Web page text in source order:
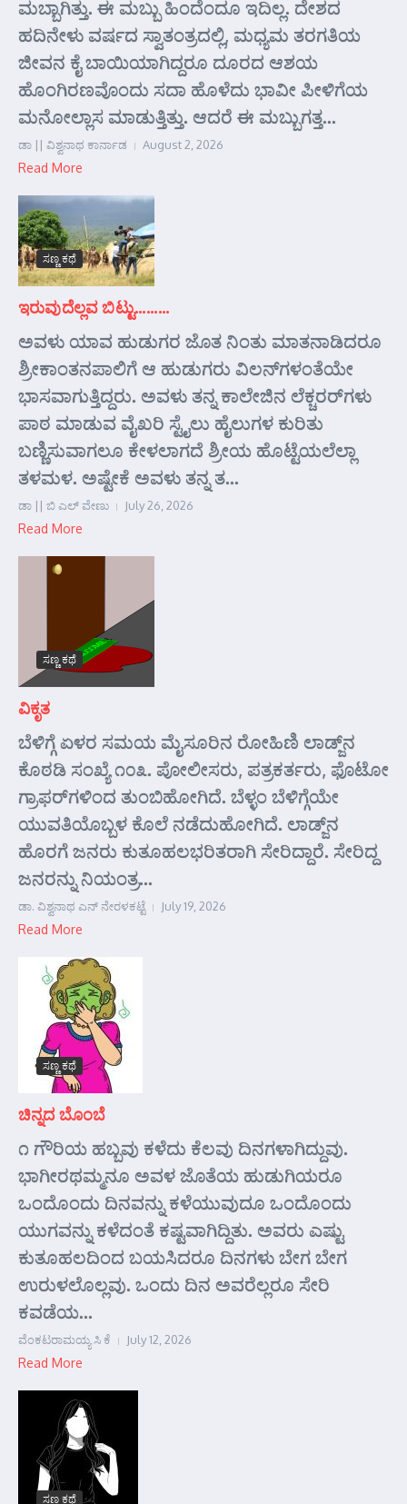
ಮಬ್ಬಾಗಿತ್ತು. ಈ ಮಬ್ಬು ಹಿಂದೆಂದೂ ಇದಿಲ್ಲ. ದೇಶದ
ಹದಿನೇಳು ವರ್ಷದ ಸ್ವಾತಂತ್ರದಲ್ಲಿ, ಮಧ್ಯಮ ತರಗತಿಯ
ಜೀವನ ಕೈ ಬಾಯಿಯಾಗಿದ್ದರೂ ದೂರದ ಆಶಯ
ಹೊಂಗಿರಣವೊಂದು ಸದಾ ಹೊಳೆದು ಭಾವೀ ಪೀಳಿಗೆಯ
ಮನೋಲ್ಲಾಸ ಮಾಡುತ್ತಿತ್ತು. ಆದರೆ ಈ ಮಬ್ಬುಗತ್ತ...
ಡಾ || ವಿಶ್ವನಾಥ ಕಾರ್ನಾಡ August 2, 2026
Read More
ಸಣ್ಣ ಕಥೆ
ಇರುವುದೆಲ್ಲವ ಬಿಟ್ಟು………
ಅವಳು ಯಾವ ಹುಡುಗರ ಜೊತ ನಿಂತು ಮಾತನಾಡಿದರೂ
ಶ್ರೀಕಾಂತನಪಾಲಿಗೆ ಆ ಹುಡುಗರು ವಿಲನ್‌ಗಳಂತೆಯೇ
ಭಾಸವಾಗುತ್ತಿದ್ದರು. ಅವಳು ತನ್ನ ಕಾಲೇಜಿನ ಲೆಕ್ಚರರ್‌ಗಳು
ಪಾಠ ಮಾಡುವ ವೈಖರಿ ಸ್ಟೈಲು ಹೈಲುಗಳ ಕುರಿತು
ಬಣ್ಣಿಸುವಾಗಲೂ ಕೇಳಲಾಗದೆ ಶ್ರೀಯ ಹೊಟ್ಟೆಯಲೆಲ್ಲಾ
ತಳಮಳ. ಅಷ್ಟೇಕೆ ಅವಳು ತನ್ನ ತ...
ಡಾ || ಬಿ ಎಲ್ ವೇಣು July 26, 2026
Read More
ಸಣ್ಣ ಕಥೆ
ವಿಕೃತ
ಬೆಳಿಗ್ಗೆ ಏಳರ ಸಮಯ ಮೈಸೂರಿನ ರೋಹಿಣಿ ಲಾಡ್ಜ್‌ನ
ಕೊಠಡಿ ಸಂಖ್ಯೆ ೧೦೩. ಪೋಲೀಸರು, ಪತ್ರಕರ್ತರು, ಫೊಟೋ
ಗ್ರಾಫರ್‌ಗಳಿಂದ ತುಂಬಿಹೋಗಿದೆ. ಬೆಳ್ಳಂ ಬೆಳಿಗ್ಗೆಯೇ
ಯುವತಿಯೊಬ್ಬಳ ಕೊಲೆ ನಡೆದುಹೋಗಿದೆ. ಲಾಡ್ಜ್‌ನ
ಹೊರಗೆ ಜನರು ಕುತೂಹಲಭರಿತರಾಗಿ ಸೇರಿದ್ದಾರೆ. ಸೇರಿದ್ದ
ಜನರನ್ನು ನಿಯಂತ್ರ...
ಡಾ. ವಿಶ್ವನಾಥ ಎನ್ ನೇರಳಕಟ್ಟೆ July 19, 2026
Read More
ಸಣ್ಣ ಕಥೆ
ಚಿನ್ನದ ಬೊಂಬೆ
೧ ಗೌರಿಯ ಹಬ್ಬವು ಕಳೆದು ಕೆಲವು ದಿನಗಳಾಗಿದ್ದುವು.
ಭಾಗೀರಥಮ್ಮನೂ ಅವಳ ಜೊತೆಯ ಹುಡುಗಿಯರೂ
ಒಂದೊಂದು ದಿನವನ್ನು ಕಳೆಯುವುದೂ ಒಂದೊಂದು
ಯುಗವನ್ನು ಕಳೆದಂತೆ ಕಷ್ಟವಾಗಿದ್ದಿತು. ಅವರು ಎಷ್ಟು
ಕುತೂಹಲದಿಂದ ಬಯಸಿದರೂ ದಿನಗಳು ಬೇಗ ಬೇಗ
ಉರುಳಲೊಲ್ಲವು. ಒಂದು ದಿನ ಅವರೆಲ್ಲರೂ ಸೇರಿ
ಕವಡೆಯ...
ವೆಂಕಟರಾಮಯ್ಯ ಸಿ ಕೆ July 12, 2026
Read More
ಸಣ್ಣ ಕಥೆ